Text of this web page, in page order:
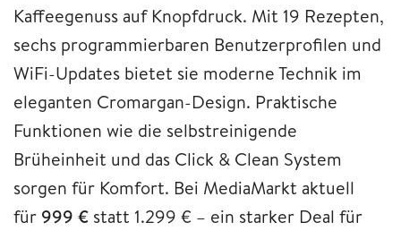
Kaffeegenuss auf Knopfdruck. Mit 19 Rezepten,
sechs programmierbaren Benutzerprofilen und
WiFi-Updates bietet sie moderne Technik im
eleganten Cromargan-Design. Praktische
Funktionen wie die selbstreinigende
Brüheinheit und das Click & Clean System
sorgen für Komfort. Bei MediaMarkt aktuell
für 999 € statt 1.299 € – ein starker Deal für